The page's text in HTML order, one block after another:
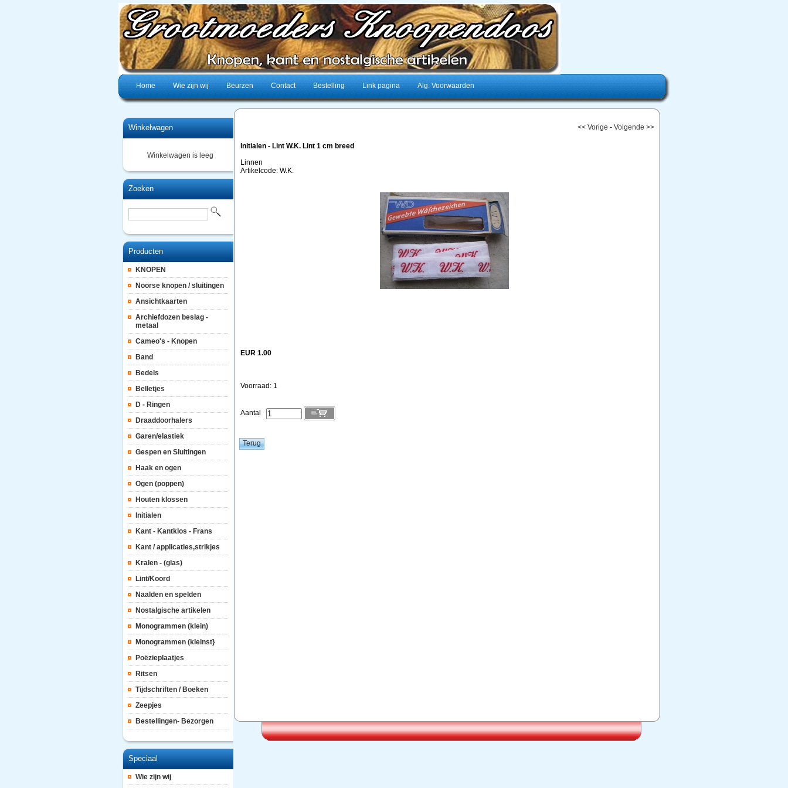
Home Wie zijn wij Beurzen Contact Bestelling Link pagina Alg. Voorwaarden
Winkelwagen
Winkelwagen is leeg
Zoeken
Producten
KNOPEN
Noorse knopen / sluitingen
Ansichtkaarten
Archiefdozen beslag -
metaal
Cameo's - Knopen
Band
Bedels
Belletjes
D - Ringen
Draaddoorhalers
Garen/elastiek
Gespen en Sluitingen
Haak en ogen
Ogen (poppen)
Houten klossen
Initialen
Kant - Kantklos - Frans
Kant / applicaties,strikjes
Kralen - (glas)
Lint/Koord
Naalden en spelden
Nostalgische artikelen
Monogrammen (klein)
Monogrammen (kleinst}
Poëzieplaatjes
Ritsen
Tijdschriften / Boeken
Zeepjes
Bestellingen- Bezorgen
Speciaal
Wie zijn wij
<< Vorige - Volgende >>
Initialen - Lint W.K. Lint 1 cm breed
Linnen
Artikelcode: W.K.
EUR 1.00
Voorraad: 1
Aantal